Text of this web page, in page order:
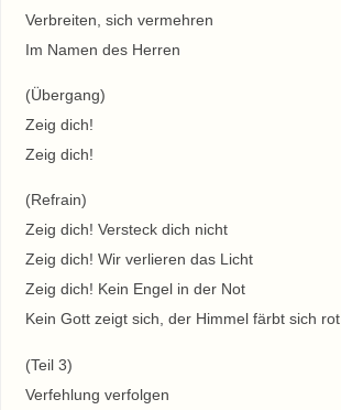
Verbreiten, sich vermehren
Im Namen des Herren
(Übergang)
Zeig dich!
Zeig dich!
(Refrain)
Zeig dich! Versteck dich nicht
Zeig dich! Wir verlieren das Licht
Zeig dich! Kein Engel in der Not
Kein Gott zeigt sich, der Himmel färbt sich rot
(Teil 3)
Verfehlung verfolgen